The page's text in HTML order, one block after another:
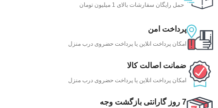
حمل رایگان سفارشات بالای 1 میلیون تومان
پرداخت امن
امکان پرداخت انلاین یا پرداخت حضروی درب منزل
ضمانت اصالت کالا
امکان پرداخت انلاین یا پرداخت حضروی درب منزل
7 روز گارانتی بازگشت وجه